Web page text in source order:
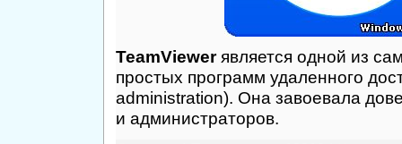
TeamViewerявляется одной из
простых программ удаленного
administration). Она завоевала
и администраторов.